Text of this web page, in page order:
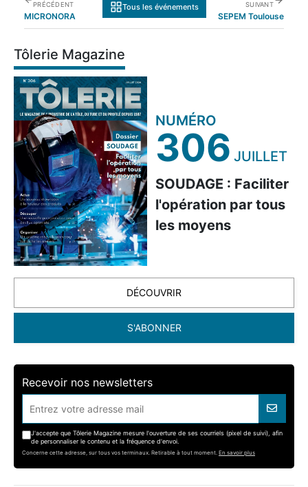
PRÉCÉDENT
MICRONORA
Tous les événements
SUIVANT
SEPEM Toulouse
Tôlerie Magazine
NUMÉRO
306 JUILLET
SOUDAGE : Faciliter
l'opération par tous
les moyens
DÉCOUVRIR
S'ABONNER
Recevoir nos newsletters
J'accepte que Tôlerie Magazine mesure l'ouverture de ses courriels (pixel de suivi), afin
de personnaliser le contenu et la fréquence d'envoi.
Concerne cette adresse, sur tous vos terminaux. Retirable à tout moment. En savoir plus